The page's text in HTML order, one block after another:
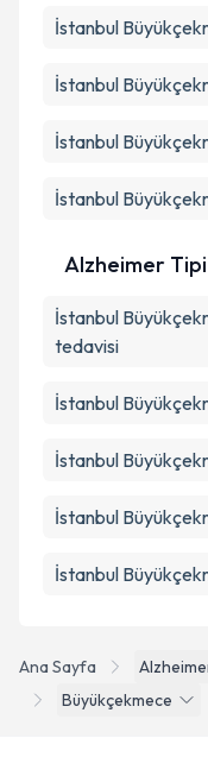
Ana Sayfa
Büyükçekmece
İstanbul
İstanbul
İstanbul
İstanbul
Alzheimer
İstanbul
tedavisi
İstanbul
İstanbul
İstanbul
İstanbul